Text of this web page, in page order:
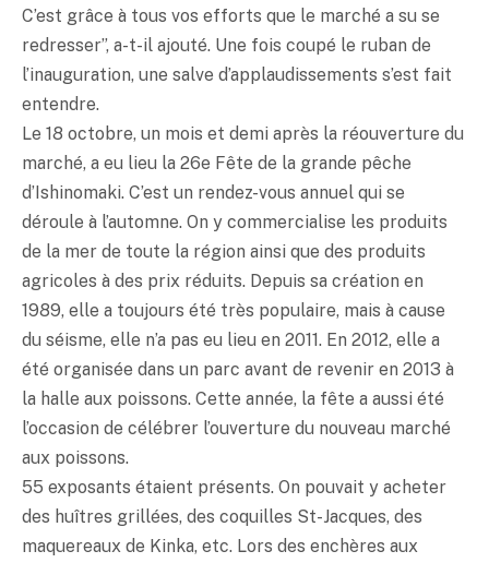
C’est grâce à tous vos efforts que le marché a su se
redresser”, a-t-il ajouté. Une fois coupé le ruban de
l’inauguration, une salve d’applaudissements s’est fait
entendre.
Le 18 octobre, un mois et demi après la réouverture du
marché, a eu lieu la 26e Fête de la grande pêche
d’Ishinomaki. C’est un rendez-vous annuel qui se
déroule à l’automne. On y commercialise les produits
de la mer de toute la région ainsi que des produits
agricoles à des prix réduits. Depuis sa création en
1989, elle a toujours été très populaire, mais à cause
du séisme, elle n’a pas eu lieu en 2011. En 2012, elle a
été organisée dans un parc avant de revenir en 2013 à
la halle aux poissons. Cette année, la fête a aussi été
l’occasion de célébrer l’ouverture du nouveau marché
aux poissons.
55 exposants étaient présents. On pouvait y acheter
des huîtres grillées, des coquilles St-Jacques, des
maquereaux de Kinka, etc. Lors des enchères aux